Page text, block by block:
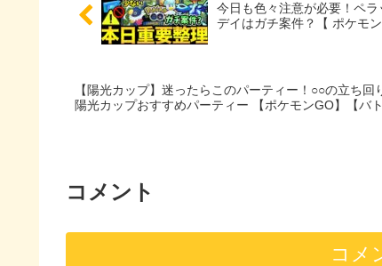
今日も色々注意が必要！ペ
デイはガチ案件？【 ポケモ
【陽光カップ】迷ったらこのパーティー！○○の立ち
陽光カップおすすめパーティー 【ポケモンGO】【バト
コメント
コメ